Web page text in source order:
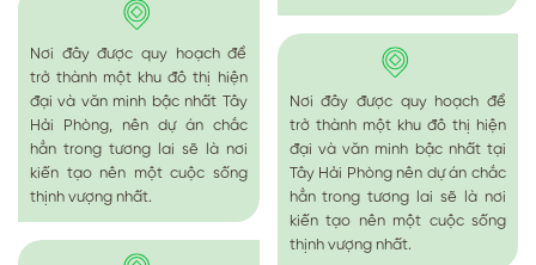
Nơi đây được quy hoạch để
trở thành một khu đô thị hiện
đại và văn minh bậc nhất Tây
Hải Phòng, nên dự án chắc
hẳn trong tương lai sẽ là nơi
kiến tạo nên một cuộc sống
thịnh vượng nhất.
Nơi đây được quy hoạch để
trở thành một khu đô thị hiện
đại và văn minh bậc nhất tại
Tây Hải Phòng nên dự án chắc
hẳn trong tương lai sẽ là nơi
kiến tạo nên một cuộc sống
thịnh vượng nhất.